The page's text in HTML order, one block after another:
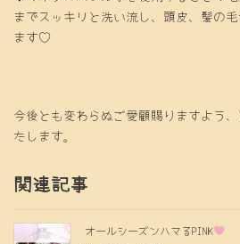
までスッキリと洗い流し、頭皮、髪の
ます♡
今後とも変わらぬご愛顧賜りますよう
たします。
関連記事
オールシーズンハマるPINK